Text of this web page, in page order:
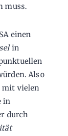
muss.
einen
in
Also
mit vielen
in
durch